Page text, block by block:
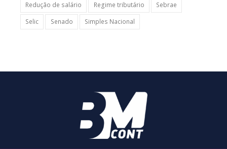
Redução de salário
Regime tributário
Sebrae
Selic
Senado Simples Nacional